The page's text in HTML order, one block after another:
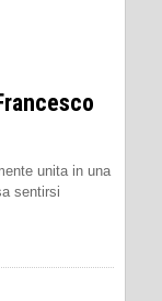
unita in una
sentirsi